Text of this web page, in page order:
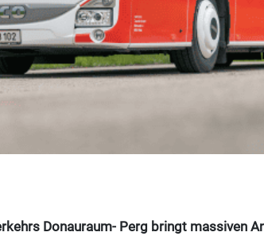
Donauraum- Perg bringt massiven